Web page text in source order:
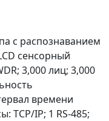
с распознаванием
сенсорный
3,000 лиц; 3,000
времени
TCP/IP; 1 RS-485;